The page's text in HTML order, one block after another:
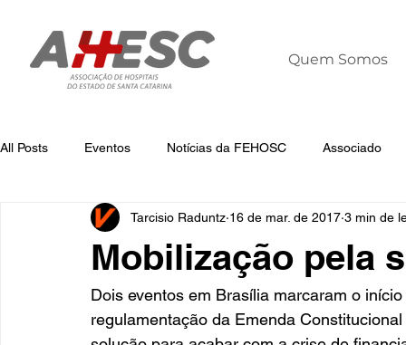
Quem Somos
All Posts Eventos Notícias da FEHOSC Associado
Notícias da AHESC Liderança Dia
Mobilização pela
Tarcisio Raduntz 16 de mar. de 2017 3 min de
Dois eventos em Brasília marcaram o
regulamentação da Emenda